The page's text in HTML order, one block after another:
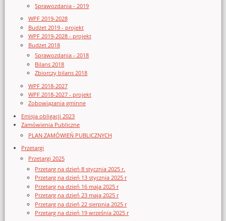
Sprawozdania - 2019
WPF 2019-2028
Budżet 2019 - projekt
WPF 2019-2028 - projekt
Budżet 2018
Sprawozdania - 2018
Bilans 2018
Zbiorczy bilans 2018
WPF 2018-2027
WPF 2018-2027 - projekt
Zobowiązania gminne
Emisja obligacji 2023
Zamówienia Publiczne
PLAN ZAMÓWIEŃ PUBLICZNYCH
Przetargi
Przetargi 2025
Przetarg na dzień 8 stycznia 2025 r.
Przetarg na dzień 13 stycznia 2025 r
Przetarg na dzień 16 maja 2025 r
Przetarg na dzień 23 maja 2025 r
Przetarg na dzień 22 sierpnia 2025 r
Przetarg na dzień 19 września 2025 r